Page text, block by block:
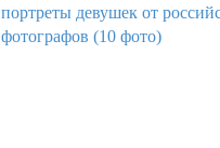
портреты девушек от
фотографов (10 фото)